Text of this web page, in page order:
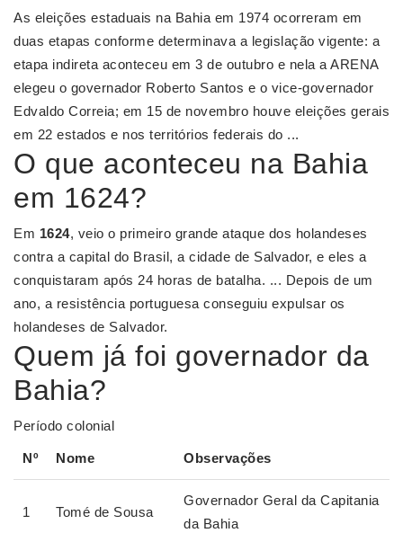
As eleições estaduais na Bahia em 1974 ocorreram em
duas etapas conforme determinava a legislação vigente: a
etapa indireta aconteceu em 3 de outubro e nela a ARENA
elegeu o governador Roberto Santos e o vice-governador
Edvaldo Correia; em 15 de novembro houve eleições gerais
em 22 estados e nos territórios federais do ...
O que aconteceu na Bahia
em 1624?
Em 1624, veio o primeiro grande ataque dos holandeses
contra a capital do Brasil, a cidade de Salvador, e eles a
conquistaram após 24 horas de batalha. ... Depois de um
ano, a resistência portuguesa conseguiu expulsar os
holandeses de Salvador.
Quem já foi governador da
Bahia?
Período colonial
Nº Nome Observações
1 Tomé de Sousa
Governador Geral da Capitania
da Bahia